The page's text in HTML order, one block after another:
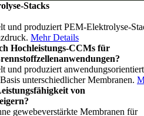
Stacks
und produziert PEM-Elektrolyse-
Mehr Details
Hochleistungs-CCMs für
und produziert
unterschiedlicher Membranen.
von
gewebeverstärkte Membranen für